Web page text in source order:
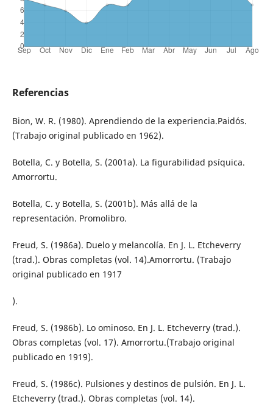
Referencias
Bion, W. R. (1980). Aprendiendo de la experiencia.Paidós.
(Trabajo original publicado en 1962).
Botella, C. y Botella, S. (2001a). La figurabilidad psíquica.
Amorrortu.
Botella, C. y Botella, S. (2001b). Más allá de la
representación. Promolibro.
Freud, S. (1986a). Duelo y melancolía. En J. L. Etcheverry
(trad.). Obras completas (vol. 14).Amorrortu. (Trabajo
original publicado en 1917
).
Freud, S. (1986b). Lo ominoso. En J. L. Etcheverry (trad.).
Obras completas (vol. 17). Amorrortu.(Trabajo original
publicado en 1919).
Freud, S. (1986c). Pulsiones y destinos de pulsión. En J. L.
Etcheverry (trad.). Obras completas (vol. 14).